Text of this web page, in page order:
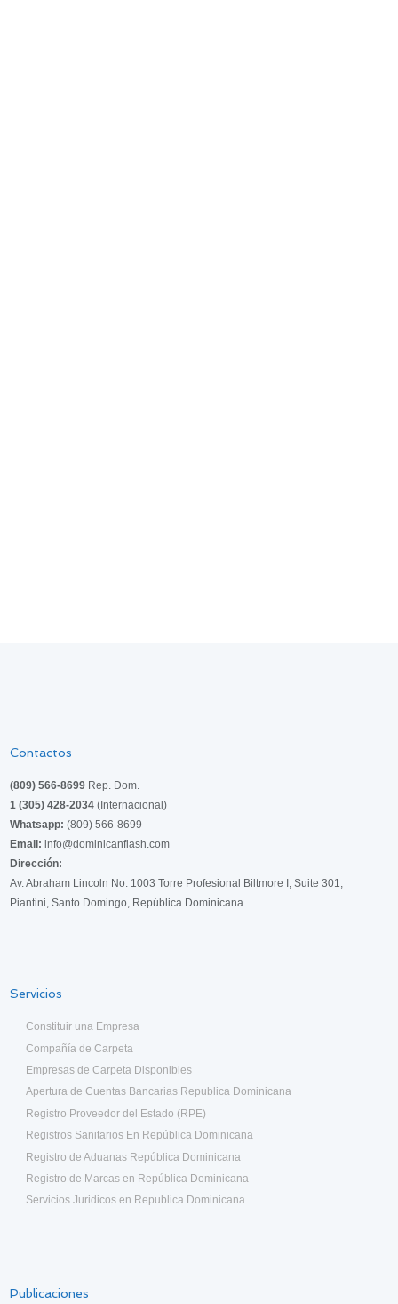
Contactos
(809) 566-8699 Rep. Dom.
1 (305) 428-2034 (Internacional)
Whatsapp: (809) 566-8699
Email: info@dominicanflash.com
Dirección:
Av. Abraham Lincoln No. 1003 Torre Profesional Biltmore I, Suite 301,
Piantini, Santo Domingo, República Dominicana
Servicios
Constituir una Empresa
Compañía de Carpeta
Empresas de Carpeta Disponibles
Apertura de Cuentas Bancarias Republica Dominicana
Registro Proveedor del Estado (RPE)
Registros Sanitarios En República Dominicana
Registro de Aduanas República Dominicana
Registro de Marcas en República Dominicana
Servicios Juridicos en Republica Dominicana
Publicaciones